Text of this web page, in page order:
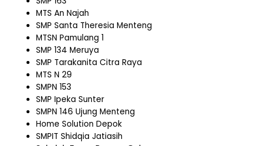
MTS An Najah
SMP Santa Theresia Menteng
MTSN Pamulang 1
SMP 134 Meruya
SMP Tarakanita Citra Raya
MTS N 29
SMPN 153
SMP Ipeka Sunter
SMPN 146 Ujung Menteng
Home Solution Depok
SMPIT Shidqia Jatiasih